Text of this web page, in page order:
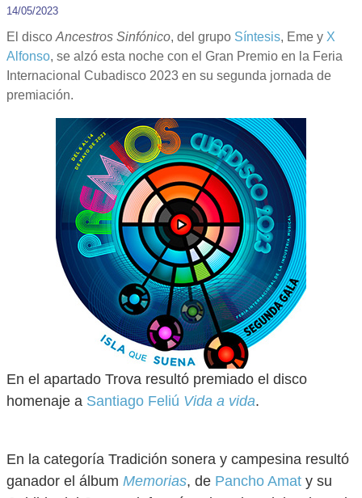
14/05/2023
El disco Ancestros Sinfónico, del grupo Síntesis, Eme y X
Alfonso, se alzó esta noche con el Gran Premio en la Feria
Internacional Cubadisco 2023 en su segunda jornada de
premiación.
En el apartado Trova resultó premiado el disco
homenaje a Santiago Feliú Vida a vida.
En la categoría Tradición sonera y campesina resultó
ganador el álbum Memorias, de Pancho Amat y su